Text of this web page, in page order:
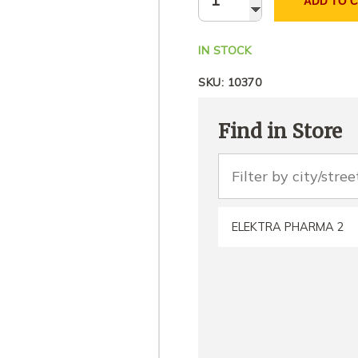
IN STOCK
SKU: 10370
Find in Store
ELEKTRA PHARMA 2